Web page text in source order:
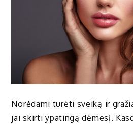
Norėdami turėti sveiką ir
jai skirti ypatingą dėmesį.